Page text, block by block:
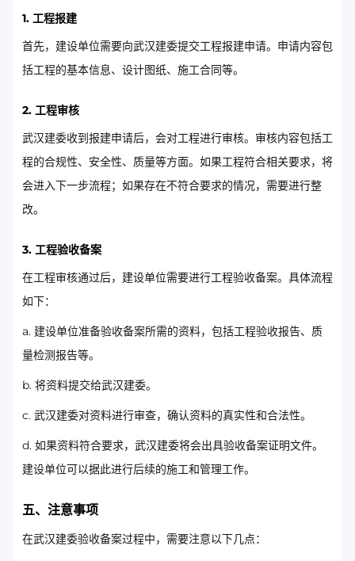
1. 工程报建
首先，建设单位需要向武汉建委提交工程报建申请。申请内容包
括工程的基本信息、设计图纸、施工合同等。
2. 工程审核
武汉建委收到报建申请后，会对工程进行审核。审核内容包括工
程的合规性、安全性、质量等方面。如果工程符合相关要求，将
会进入下一步流程；如果存在不符合要求的情况，需要进行整
改。
3. 工程验收备案
在工程审核通过后，建设单位需要进行工程验收备案。具体流程
如下：
a. 建设单位准备验收备案所需的资料，包括工程验收报告、质
量检测报告等。
b. 将资料提交给武汉建委。
c. 武汉建委对资料进行审查，确认资料的真实性和合法性。
d. 如果资料符合要求，武汉建委将会出具验收备案证明文件。
建设单位可以据此进行后续的施工和管理工作。
五、注意事项
在武汉建委验收备案过程中，需要注意以下几点：